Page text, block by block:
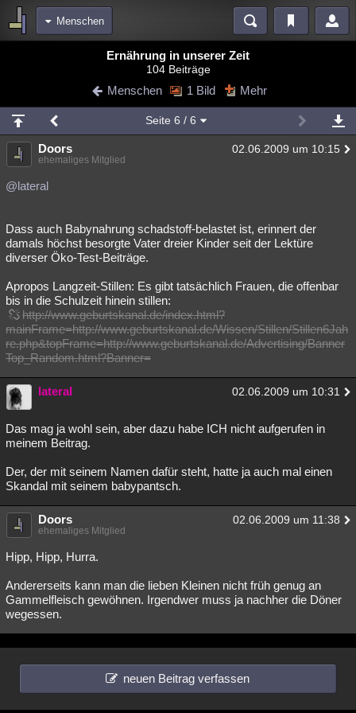
Menschen
Blogs Videos
Chat Wiki Neuigkeiten
meine Rubriken
Menschen Mystery Kriminalfälle
Spiritualität
weitere Rubriken
Philosophie Träume
Astronomie Helpdesk Gruppen Gaming Filme
Musik Clash Verbesserungen Allmystery English
Übersichten
Lesenswert
Ernährung in unserer Zeit
104 Beiträge
Menschen 1 Bild Mehr
Seite 6 / 6
Doors 02.06.2009 um 10:15
ehemaliges Mitglied
@lateral
Dass auch Babynahrung schadstoff-belastet ist, erinnert der
damals höchst besorgte Vater dreier Kinder seit der Lektüre
diverser Öko-Test-Beiträge.
Apropos Langzeit-Stillen: Es gibt tatsächlich Frauen, die offenbar
bis in die Schulzeit hinein stillen:
http://www.geburtskanal.de/index.html?
mainFrame=http://www.geburtskanal.de/Wissen/Stillen/Stillen6Jah
re.php&topFrame=http://www.geburtskanal.de/Advertising/Banner
Top_Random.html?Banner=
lateral 02.06.2009 um 10:31
Das mag ja wohl sein, aber dazu habe ICH nicht aufgerufen in
meinem Beitrag.
Der, der mit seinem Namen dafür steht, hatte ja auch mal einen
Skandal mit seinem babypantsch.
Doors 02.06.2009 um 11:38
ehemaliges Mitglied
Hipp, Hipp, Hurra.
Andererseits kann man die lieben Kleinen nicht früh genug an
Gammelfleisch gewöhnen. Irgendwer muss ja nachher die Döner
wegessen.
neuen Beitrag verfassen